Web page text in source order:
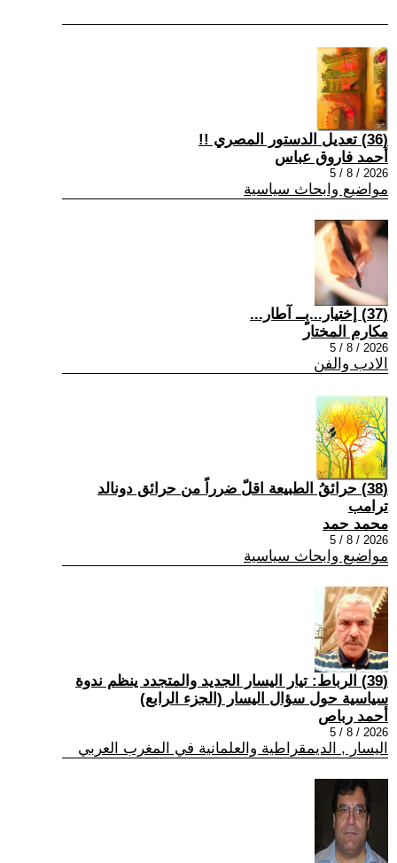
(36) تعديل الدستور المصري !!
أحمد فاروق عباس
2026 / 8 / 5
مواضيع وابحاث سياسية
(37) إختيار...بٍــ آطار...
مكارم المختار
2026 / 8 / 5
الادب والفن
(38) حرائقُ الطبيعة اقلّ ضرراً من حرائق دونالد
ترامب
محمد حمد
2026 / 8 / 5
مواضيع وابحاث سياسية
(39) الرباط: تيار اليسار الجديد والمتجدد ينظم ندوة
سياسية حول سؤال اليسار (الجزء الرابع)
أحمد رباص
2026 / 8 / 5
اليسار , الديمقراطية والعلمانية في المغرب العربي